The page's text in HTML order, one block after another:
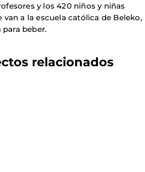
y los 420 niños y niñas
van a la escuela católica de Beleko,
beber.
relacionados